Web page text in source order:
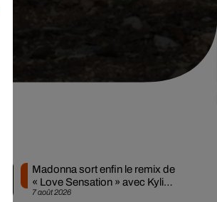
7 août 2026
Madonna sort enfin le remix de
« Love Sensation » avec Kylie
Minogue